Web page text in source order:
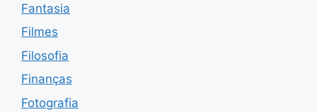
Fantasia
Filmes
Filosofia
Finanças
Fotografia